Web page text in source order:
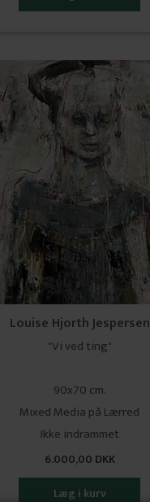
Louise Hjorth Jespersen
"Vi ved ting"
90x70 cm.
Mixed Media på Lærred
Ikke indrammet
6.000,00 DKK